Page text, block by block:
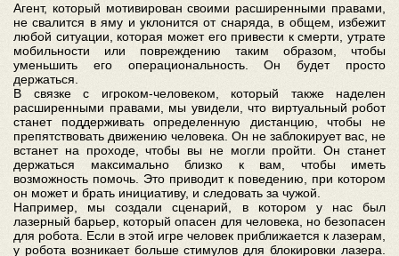
Агент, который мотивирован своими расширенными правами,
не свалится в яму и уклонится от снаряда, в общем, избежит
любой ситуации, которая может его привести к смерти, утрате
мобильности или повреждению таким образом, чтобы
уменьшить его операциональность. Он будет просто
держаться.
В связке с игроком-человеком, который также наделен
расширенными правами, мы увидели, что виртуальный робот
станет поддерживать определенную дистанцию, чтобы не
препятствовать движению человека. Он не заблокирует вас, не
встанет на проходе, чтобы вы не могли пройти. Он станет
держаться максимально близко к вам, чтобы иметь
возможность помочь. Это приводит к поведению, при котором
он может и брать инициативу, и следовать за чужой.
Например, мы создали сценарий, в котором у нас был
лазерный барьер, который опасен для человека, но безопасен
для робота. Если в этой игре человек приближается к лазерам,
у робота возникает больше стимулов для блокировки лазера.